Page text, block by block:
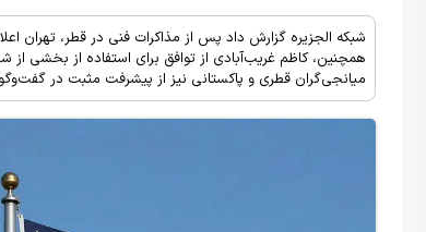
شبکه الجزیره گزارش داد پس از مذاکرات فنی در قطر، تهران
همچنین، کاظم غریب‌آبادی از توافق برای استفاده از بخشی
میانجی‌گران قطری و پاکستانی نیز از پیشرفت مثبت در